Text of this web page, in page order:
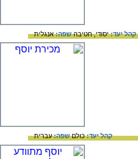
קהל יעד:יסודי,חטיבהשפה:אנגלית
קהל יעד:כולםשפה:עברית